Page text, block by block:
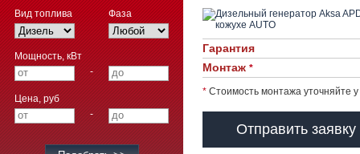
Вид топлива Фаза
Мощность, кВт
-
Цена, руб
-
Гарантия
Монтаж *
* Стоимость монтажа уточняйте
Отправить